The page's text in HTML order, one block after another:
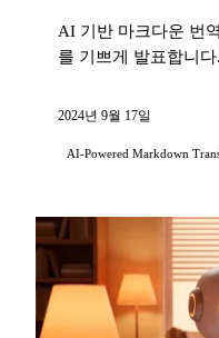
AI 기반 마크다운 번
를 기쁘게 발표합니
2024년 9월 17일
AI-Powered Markdown